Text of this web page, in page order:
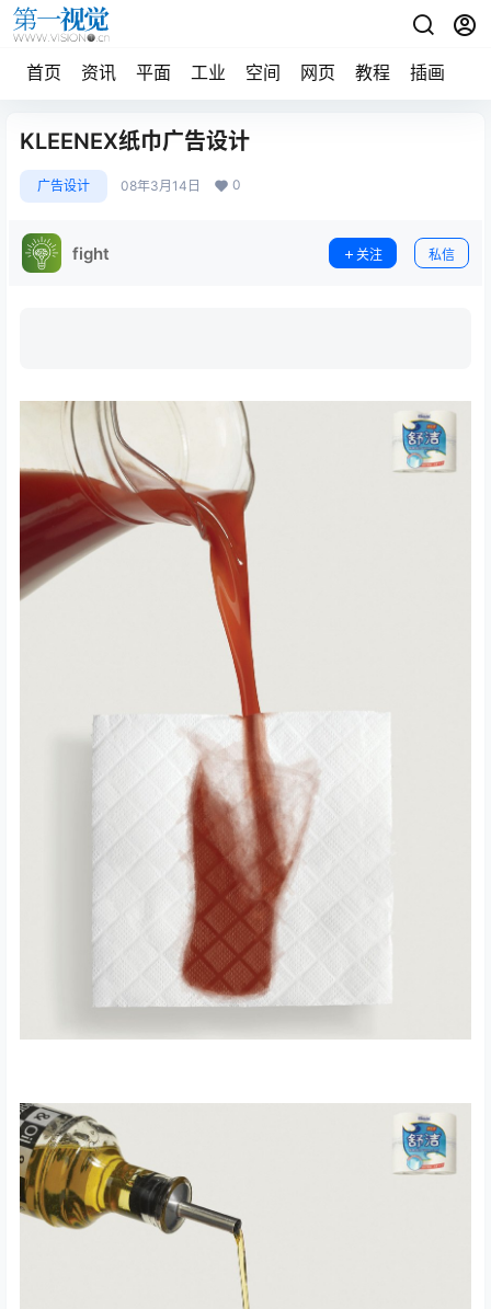
首页 资讯 平面 工业 空间 网页 教程 插画
KLEENEX纸巾广告设计
广告设计 08年3月14日 0
fight 关注 私信